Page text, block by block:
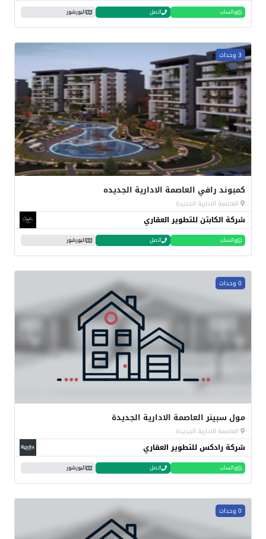
واتساب اتصل البورشور
3 وحدات
كمبوند رافي العاصمة الادارية الجديده
العاصمة الادارية الجديدة
شركة الكابتن للتطوير العقاري
واتساب اتصل البورشور
0 وحدات
مول سبينر العاصمة الادارية الجديدة
العاصمة الادارية الجديدة
شركة رادكس للتطوير العقاري
واتساب اتصل البورشور
0 وحدات